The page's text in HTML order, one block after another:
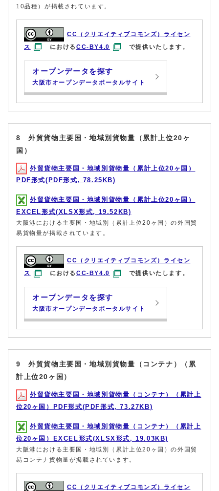
10品種）が掲載されています。
CC（クリエイティブコモンズ）ライセン
ス
におけるCC-BY4.0 で提供いたします。
オープンデータを探す
大阪市オープンデータポータルサイト
8 外貿貨物主要国・地域別貨物量（累計上位20ヶ
国）
外貿貨物主要国・地域別貨物量（累計上位20ヶ国）
PDF形式(PDF形式, 78.25KB)
外貿貨物主要国・地域別貨物量（累計上位20ヶ国）
EXCEL形式(XLSX形式, 19.52KB)
大阪港における主要国・地域別（累計上位20ヶ国）の外国貿
易貨物量が掲載されています。
CC（クリエイティブコモンズ）ライセン
ス
におけるCC-BY4.0 で提供いたします。
オープンデータを探す
大阪市オープンデータポータルサイト
9 外貿貨物主要国・地域別貨物量（コンテナ）（累
計上位20ヶ国）
外貿貨物主要国・地域別貨物量（コンテナ）（累計上
位20ヶ国）PDF形式(PDF形式, 73.27KB)
外貿貨物主要国・地域別貨物量（コンテナ）（累計上
位20ヶ国）EXCEL形式(XLSX形式, 19.03KB)
大阪港における主要国・地域別（累計上位20ヶ国）の外国貿
易コンテナ貨物量が掲載されています。
CC（クリエイティブコモンズ）ライセン